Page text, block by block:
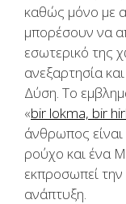
καθώς μόνο με
μπορέσουν να
εσωτερικό της
ανεξαρτησία
Δύση. Το
«bir lokma, bir
άνθρωπος
ρούχο και ένα
εκπροσωπεί την
ανάπτυξη.